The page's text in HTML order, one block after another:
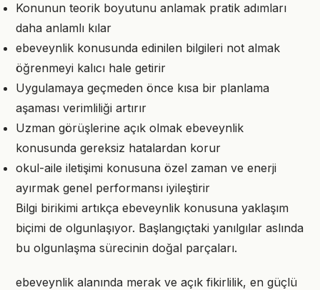
Konunun teorik boyutunu anlamak pratik adımları
daha anlamlı kılar
ebeveynlik konusunda edinilen bilgileri not almak
öğrenmeyi kalıcı hale getirir
Uygulamaya geçmeden önce kısa bir planlama
aşaması verimliliği artırır
Uzman görüşlerine açık olmak ebeveynlik
konusunda gereksiz hatalardan korur
okul-aile iletişimi konusuna özel zaman ve enerji
ayırmak genel performansı iyileştirir
Bilgi birikimi artıkça ebeveynlik konusuna yaklaşım
biçimi de olgunlaşıyor. Başlangıçtaki yanılgılar aslında
bu olgunlaşma sürecinin doğal parçaları.
ebeveynlik alanında merak ve açık fikirlilik, en güçlü